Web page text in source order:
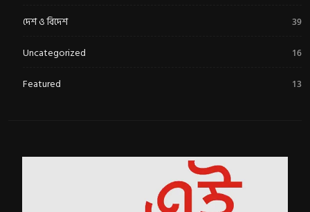
দেশ ও বিদেশ 39
Uncategorized 16
Featured 13